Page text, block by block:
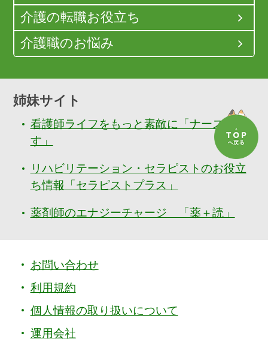
介護の転職お役立ち
介護職のお悩み
姉妹サイト
看護師ライフをもっと素敵に「ナースぷら
す」
リハビリテーション・セラピストのお役立
ち情報「セラピストプラス」
薬剤師のエナジーチャージ 「薬＋読」
お問い合わせ
利用規約
個人情報の取り扱いについて
運用会社